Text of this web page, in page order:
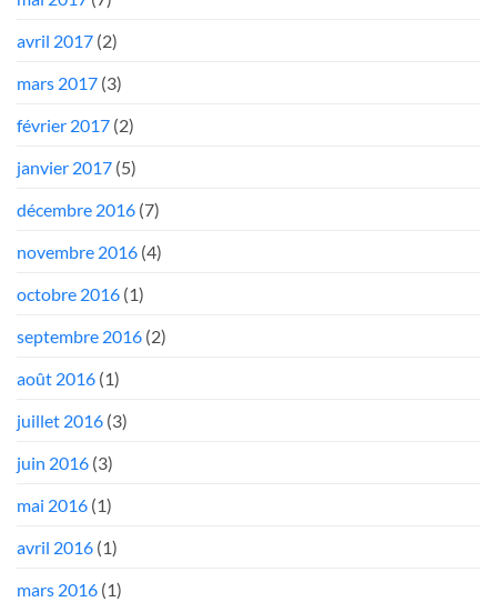
avril 2017 (2)
mars 2017 (3)
février 2017 (2)
janvier 2017 (5)
décembre 2016 (7)
novembre 2016 (4)
octobre 2016 (1)
septembre 2016 (2)
août 2016 (1)
juillet 2016 (3)
juin 2016 (3)
mai 2016 (1)
avril 2016 (1)
mars 2016 (1)